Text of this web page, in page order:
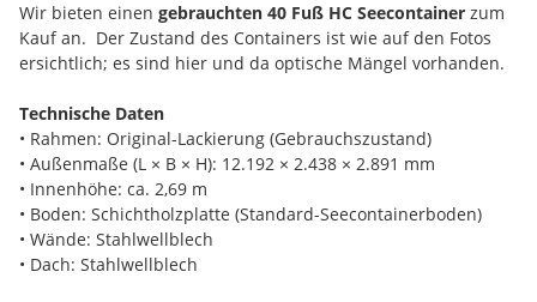
Wir bieten einen gebrauchten 40 Fuß HC Seecontainer zum
Kauf an. Der Zustand des Containers ist wie auf den Fotos
ersichtlich; es sind hier und da optische Mängel vorhanden.
Technische Daten
• Rahmen: Original-Lackierung (Gebrauchszustand)
• Außenmaße (L × B × H): 12.192 × 2.438 × 2.891 mm
• Innenhöhe: ca. 2,69 m
• Boden: Schichtholzplatte (Standard-Seecontainerboden)
• Wände: Stahlwellblech
• Dach: Stahlwellblech